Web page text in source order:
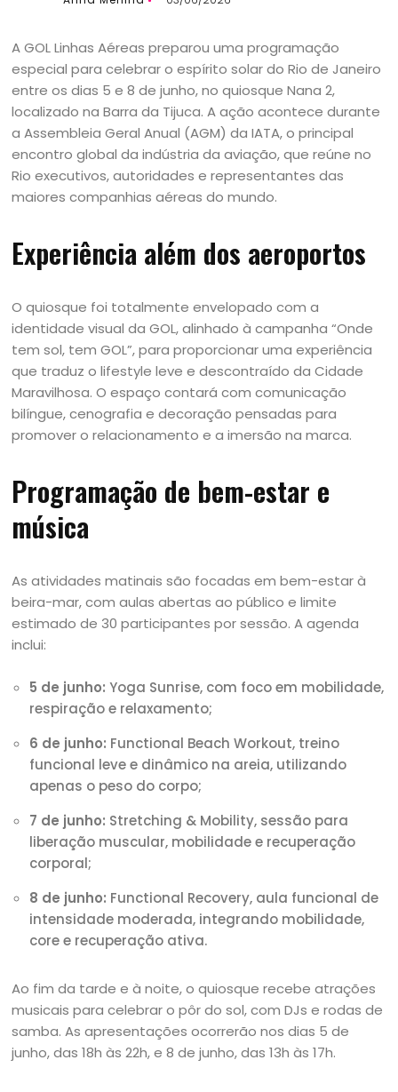
A GOL Linhas Aéreas preparou uma programação
especial para celebrar o espírito solar do Rio de Janeiro
entre os dias 5 e 8 de junho, no quiosque Nana 2,
localizado na Barra da Tijuca. A ação acontece durante
a Assembleia Geral Anual (AGM) da IATA, o principal
encontro global da indústria da aviação, que reúne no
Rio executivos, autoridades e representantes das
maiores companhias aéreas do mundo.
Experiência além dos aeroportos
O quiosque foi totalmente envelopado com a
identidade visual da GOL, alinhado à campanha “Onde
tem sol, tem GOL”, para proporcionar uma experiência
que traduz o lifestyle leve e descontraído da Cidade
Maravilhosa. O espaço contará com comunicação
bilíngue, cenografia e decoração pensadas para
promover o relacionamento e a imersão na marca.
Programação de bem-estar e
música
As atividades matinais são focadas em bem-estar à
beira-mar, com aulas abertas ao público e limite
estimado de 30 participantes por sessão. A agenda
inclui:
5 de junho: Yoga Sunrise, com foco em mobilidade,
respiração e relaxamento;
6 de junho: Functional Beach Workout, treino
funcional leve e dinâmico na areia, utilizando
apenas o peso do corpo;
7 de junho: Stretching & Mobility, sessão para
liberação muscular, mobilidade e recuperação
corporal;
8 de junho: Functional Recovery, aula funcional de
intensidade moderada, integrando mobilidade,
core e recuperação ativa.
Ao fim da tarde e à noite, o quiosque recebe atrações
musicais para celebrar o pôr do sol, com DJs e rodas de
samba. As apresentações ocorrerão nos dias 5 de
junho, das 18h às 22h, e 8 de junho, das 13h às 17h.